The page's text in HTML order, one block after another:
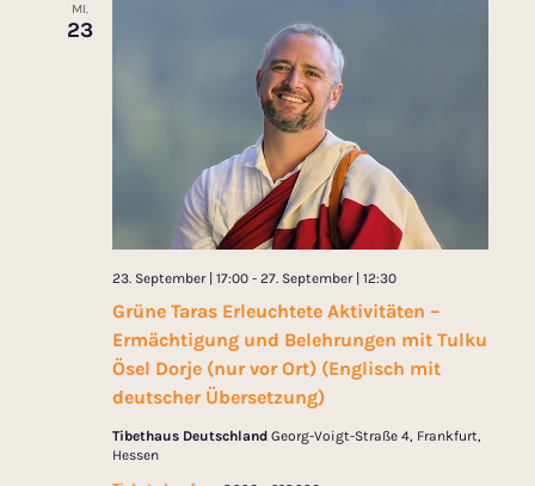
MI.
23
Grüne Taras Erleuchtete Aktivitäten –
Ermächtigung und Belehrungen mit Tulku
Ösel Dorje (nur vor Ort) (Englisch mit
deutscher Übersetzung)
23. September | 17:00- 27. September | 12:30
Tibethaus Deutschland Georg-Voigt-Straße 4, Frankfurt,
Hessen